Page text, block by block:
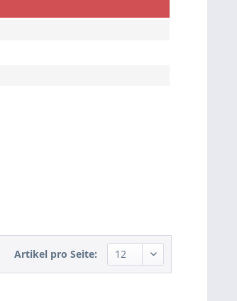
Artikel pro Seite: